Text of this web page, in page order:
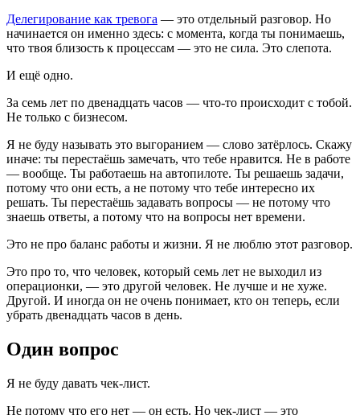
Делегирование как тревога — это отдельный разговор. Но
начинается он именно здесь: с момента, когда ты понимаешь,
что твоя близость к процессам — это не сила. Это слепота.
И ещё одно.
За семь лет по двенадцать часов — что-то происходит с тобой.
Не только с бизнесом.
Я не буду называть это выгоранием — слово затёрлось. Скажу
иначе: ты перестаёшь замечать, что тебе нравится. Не в работе
— вообще. Ты работаешь на автопилоте. Ты решаешь задачи,
потому что они есть, а не потому что тебе интересно их
решать. Ты перестаёшь задавать вопросы — не потому что
знаешь ответы, а потому что на вопросы нет времени.
Это не про баланс работы и жизни. Я не люблю этот разговор.
Это про то, что человек, который семь лет не выходил из
операционки, — это другой человек. Не лучше и не хуже.
Другой. И иногда он не очень понимает, кто он теперь, если
убрать двенадцать часов в день.
Один вопрос
Я не буду давать чек-лист.
Не потому что его нет — он есть. Но чек-лист — это